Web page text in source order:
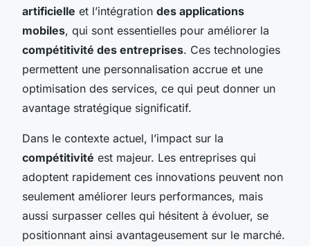
artificielle et l’intégration des applications
mobiles, qui sont essentielles pour améliorer la
compétitivité des entreprises. Ces technologies
permettent une personnalisation accrue et une
optimisation des services, ce qui peut donner un
avantage stratégique significatif.
Dans le contexte actuel, l’impact sur la
compétitivité est majeur. Les entreprises qui
adoptent rapidement ces innovations peuvent non
seulement améliorer leurs performances, mais
aussi surpasser celles qui hésitent à évoluer, se
positionnant ainsi avantageusement sur le marché.